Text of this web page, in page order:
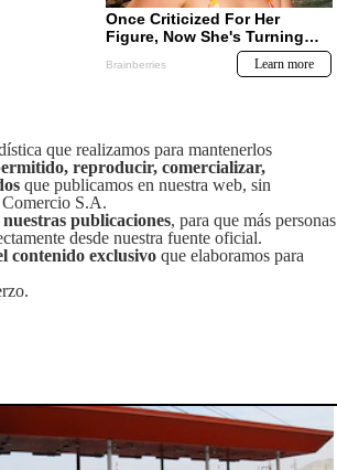
que realizamos para mantenerlos
reproducir, comercializar,
que publicamos en nuestra web, sin
S.A.
publicaciones, para que más personas
desde nuestra fuente oficial.
contenido exclusivo que elaboramos para